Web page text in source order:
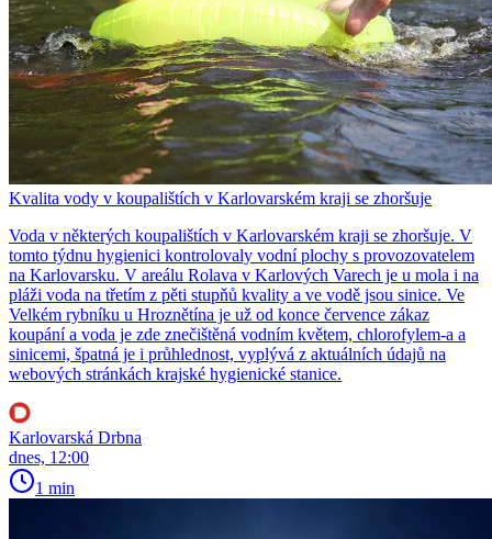
Kvalita vody v koupalištích v Karlovarském kraji se zhoršuje
Voda v některých koupalištích v Karlovarském kraji se zhoršuje. V
tomto týdnu hygienici kontrolovaly vodní plochy s provozovatelem
na Karlovarsku. V areálu Rolava v Karlových Varech je u mola i na
pláži voda na třetím z pěti stupňů kvality a ve vodě jsou sinice. Ve
Velkém rybníku u Hroznětína je už od konce července zákaz
koupání a voda je zde znečištěná vodním květem, chlorofylem-a a
sinicemi, špatná je i průhlednost, vyplývá z aktuálních údajů na
webových stránkách krajské hygienické stanice.
Karlovarská Drbna
dnes, 12:00
1 min